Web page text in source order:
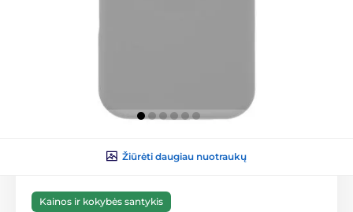
Žiūrėti daugiau nuotraukų
Kainos ir kokybės santykis